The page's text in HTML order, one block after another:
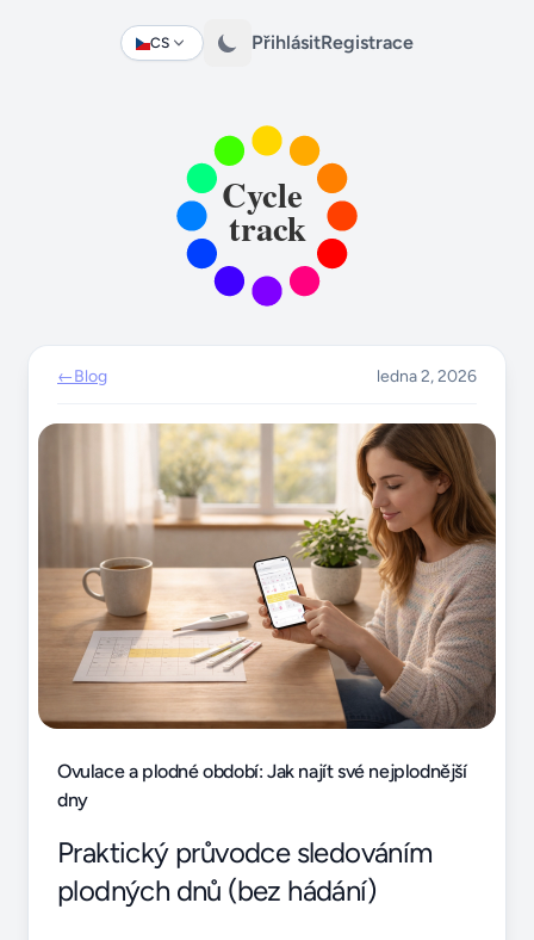
CS
Change language PřihlásitRegistrace
←Blog ledna 2, 2026
Ovulace a plodné období: Jak najít své nejplodnější
dny
Praktický průvodce sledováním
plodných dnů (bez hádání)